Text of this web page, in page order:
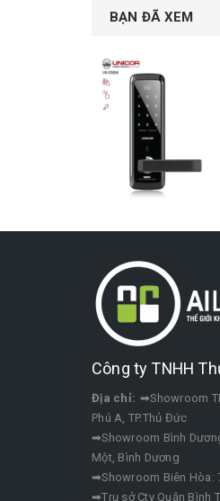
BẠN ĐÃ XEM
Công ty TNHH
Địa chỉ: ➡Showroom
Phú A, TP.Thủ Đức
➡Showroom Bình
Một, Bình Dương
➡Showroom Biên Hòa:
➡Trụ sở Cty Quận Bình